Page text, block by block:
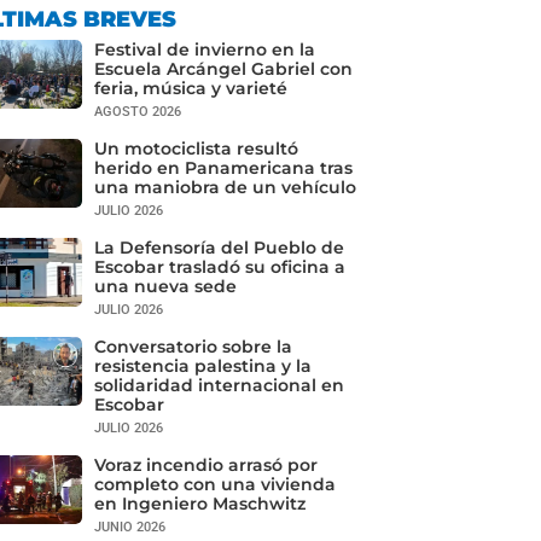
BREVES
Festival de invierno en la
Escuela Arcángel Gabriel con
feria, música y varieté
AGOSTO 2026
Un motociclista resultó
herido en Panamericana tras
una maniobra de un vehículo
JULIO 2026
La Defensoría del Pueblo de
Escobar trasladó su oficina a
una nueva sede
JULIO 2026
Conversatorio sobre la
resistencia palestina y la
solidaridad internacional en
Escobar
JULIO 2026
Voraz incendio arrasó por
completo con una vivienda
en Ingeniero Maschwitz
JUNIO 2026